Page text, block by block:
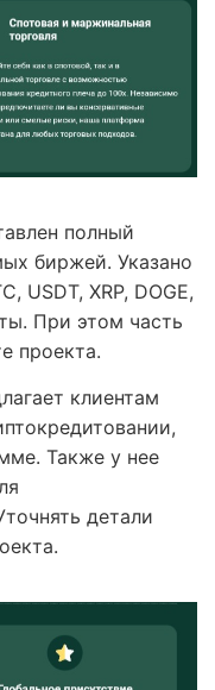
полный
биржей. Указано
USDT, XRP, DOGE,
При этом часть
проекта.
клиентам
Также у нее
детали